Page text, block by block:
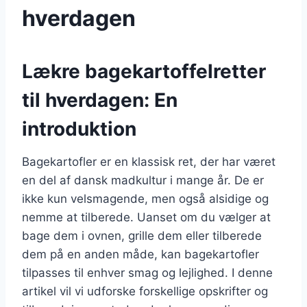
hverdagen
Lækre bagekartoffelretter
til hverdagen: En
introduktion
Bagekartofler er en klassisk ret, der har været
en del af dansk madkultur i mange år. De er
ikke kun velsmagende, men også alsidige og
nemme at tilberede. Uanset om du vælger at
bage dem i ovnen, grille dem eller tilberede
dem på en anden måde, kan bagekartofler
tilpasses til enhver smag og lejlighed. I denne
artikel vil vi udforske forskellige opskrifter og